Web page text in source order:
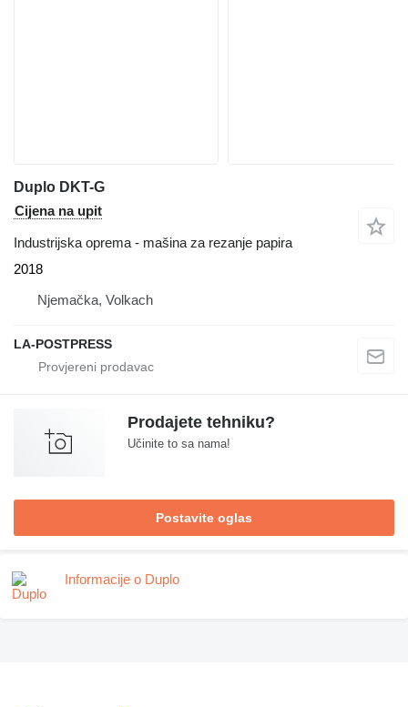
Duplo DKT-G
Cijena na upit
Industrijska oprema - mašina za rezanje papira
2018
Njemačka, Volkach
LA-POSTPRESS
Prodajete tehniku?
Učinite to sa nama!
Postavite oglas
Informacije o Duplo